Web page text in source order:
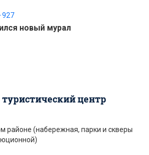
927
новый мурал
туристический центр
районе (набережная, парки и скверы